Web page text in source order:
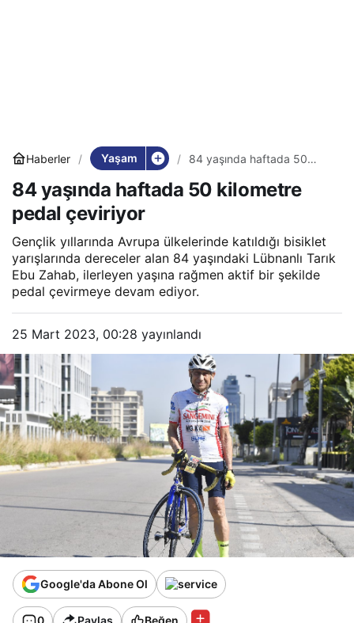
Haberler Yaşam
84 yaşında haftada 50
84 yaşında haftada 50 kilometre
pedal çeviriyor
Gençlik yıllarında Avrupa ülkelerinde katıldığı bisiklet
yarışlarında dereceler alan 84 yaşındaki Lübnanlı Tarık
Ebu Zahab, ilerleyen yaşına rağmen aktif bir şekilde
pedal çevirmeye devam ediyor.
25 Mart 2023, 00:28 yayınlandı
Google'da Abone Ol